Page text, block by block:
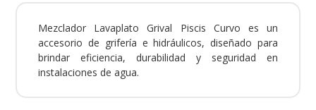
Mezclador Lavaplato Grival Piscis Curvo es un
accesorio de grifería e hidráulicos, diseñado para
brindar eficiencia, durabilidad y seguridad en
instalaciones de agua.